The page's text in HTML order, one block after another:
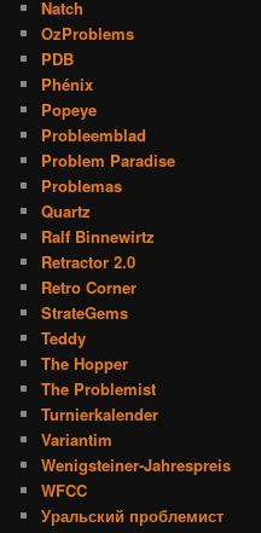
Natch
OzProblems
PDB
Phénix
Popeye
Probleemblad
Problem Paradise
Problemas
Quartz
Ralf Binnewirtz
Retractor 2.0
Retro Corner
StrateGems
Teddy
The Hopper
The Problemist
Turnierkalender
Variantim
Wenigsteiner-Jahrespreis
WFCC
Уральский проблемист